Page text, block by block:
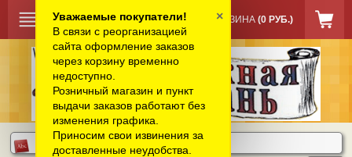
КОРЗИНА (0 РУБ.)
Уважаемые покупатели!
В связи с реорганизацией
сайта оформление заказов
через корзину временно
недоступно.
Розничный магазин и пункт
выдачи заказов работают без
изменения графика.
Приносим свои извинения за
доставленные неудобства.
×